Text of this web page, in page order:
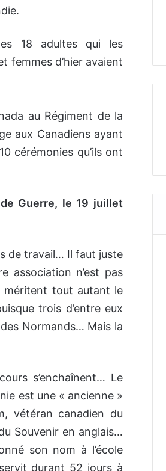
18 adultes qui les
femmes d’hier avaient
au Régiment de la
aux Canadiens ayant
cérémonies qu’ils ont
Guerre, le 19 juillet
de travail… Il faut juste
association n’est pas
méritent tout autant le
trois d’entre eux
Normands… Mais la
s’enchaînent… Le
est une « ancienne »
vétéran canadien du
Souvenir en anglais…
son nom à l’école
durant 52 jours à